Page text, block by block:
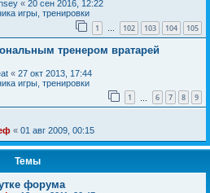
« 20 сен 2016, 12:22
игры, тренировки
1 … 102 103 104 105
тренером вратарей
« 27 окт 2013, 17:44
игры, тренировки
1 6 7 8 9
« 01 авг 2009, 00:15
Темы
форума